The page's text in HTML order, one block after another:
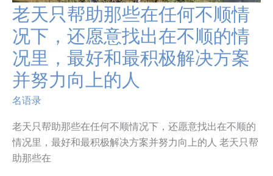
老天只帮助那些在任何不顺情
况下，还愿意找出在不顺的情
况里，最好和最积极解决方案
并努力向上的人
名语录
老天只帮助那些在任何不顺情况下，还愿意找出在不顺的
情况里，最好和最积极解决方案并努力向上的人 老天只帮
助那些在
老
天
只
帮
助
那
任
不